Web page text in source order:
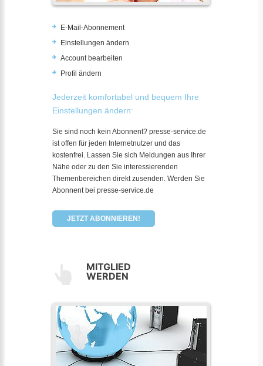
E-Mail-Abonnement
Einstellungen ändern
Account bearbeiten
Profil ändern
Jederzeit komfortabel und bequem Ihre
Einstellungen ändern:
Sie sind noch kein Abonnent? presse-service.de
ist offen für jeden Internetnutzer und das
kostenfrei. Lassen Sie sich Meldungen aus Ihrer
Nähe oder zu den Sie interessierenden
Themenbereichen direkt zusenden. Werden Sie
Abonnent bei presse-service.de
JETZT ABONNIEREN!
MITGLIED
WERDEN